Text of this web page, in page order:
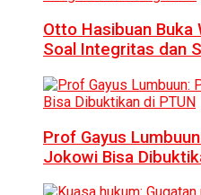
Otto Hasibuan Buka
Soal Integritas dan
Prof Gayus
Jokowi Bisa